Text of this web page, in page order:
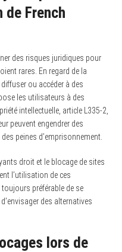
French
des risques juridiques pour
rares. En regard de la
ou accéder à des
les utilisateurs à des
intellectuelle, article L335-2,
peuvent engendrer des
peines d’emprisonnement.
droit et le blocage de sites
l’utilisation de ces
préférable de se
des alternatives
lors de